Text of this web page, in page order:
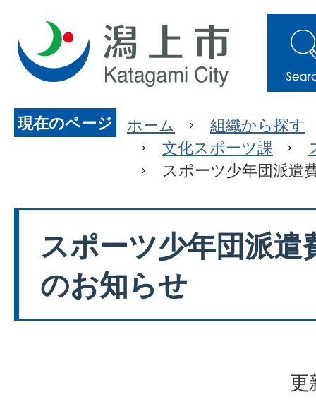
現在のページ ホーム
組織から探す
文化スポーツ課
スポーツ少年団派遣
スポーツ少年団派遣
のお知らせ
更